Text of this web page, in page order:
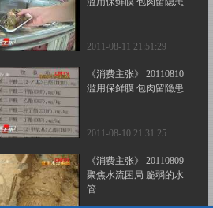
2011-08-11 21:51:29
《消费主张》 20110810
滥用保鲜膜 包肉留隐患
2011-08-10 21:31:25
《消费主张》 20110809
聚焦水流困局 脆弱的水
管